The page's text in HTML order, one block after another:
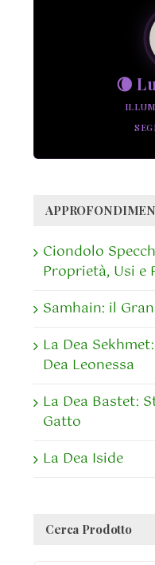
🌘
Ciondolo
Proprietà, Usi e
Samhain: il
La Dea
Dea Leonessa
La Dea Bastet:
Gatto
La Dea Iside
Cerca Prodotto